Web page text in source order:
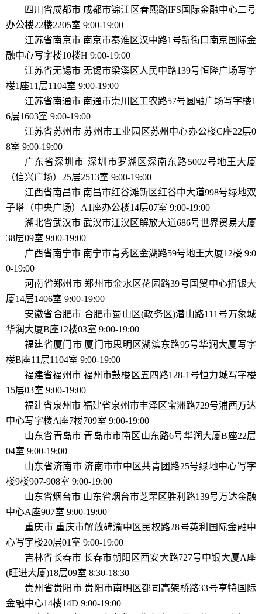
四川省成都市 成都市锦江区春熙路IFS国际金融中心二号
办公楼22楼2205室 9:00-19:00
江苏省南京市 南京市秦淮区汉中路1号新街口南京国际金
融中心写字楼10楼H 9:00-19:00
江苏省无锡市 无锡市梁溪区人民中路139号恒隆广场写字
楼1座11层1104室 9:00-19:00
江苏省南通市 南通市崇川区工农路57号圆融广场写字楼1
6层1603室 9:00-19:00
江苏省苏州市 苏州市工业园区苏州中心办公楼C座22层0
8室 9:00-19:00
广东省深圳市 深圳市罗湖区深南东路5002号地王大厦
（信兴广场）25层2513室 9:00-19:00
江西省南昌市 南昌市红谷滩新区红谷中大道998号绿地双
子塔（中央广场）A1座办公楼14层07室 9:00-19:00
湖北省武汉市 武汉市江汉区解放大道686号世界贸易大厦
38层09室 9:00-19:00
广西省南宁市 南宁市青秀区金湖路59号地王大厦12楼 9:0
0-19:00
河南省郑州市 郑州市金水区花园路39号国贸中心招银大
厦14层1406室 9:00-19:00
安徽省合肥市 合肥市蜀山区(政务区)潜山路111号万象城
华润大厦B座12楼03室 9:00-19:00
福建省厦门市 厦门市思明区湖滨东路95号华润大厦写字
楼B座11层1104室 9:00-19:00
福建省福州市 福州市鼓楼区五四路128-1号恒力城写字楼
15层03室 9:00-19:00
福建省泉州市 福建省泉州市丰泽区宝洲路729号浦西万达
中心写字楼A座7楼709室 9:00-19:00
山东省青岛市 青岛市市南区山东路6号华润大厦B座22层
04室 9:00-19:00
山东省济南市 济南市市中区共青团路25号绿地中心写字
楼9楼907-908室 9:00-19:00
山东省烟台市 山东省烟台市芝罘区胜利路139号万达金融
中心A座907室 9:00-19:00
重庆市 重庆市解放碑渝中区民权路28号英利国际金融中
心写字楼20层01室 9:00-19:00
吉林省长春市 长春市朝阳区西安大路727号中银大厦A座
(旺进大厦)18层09室 8:30-18:30
贵州省贵阳市 贵阳市南明区都司高架桥路33号亨特国际
金融中心14楼14D 9:00-19:00